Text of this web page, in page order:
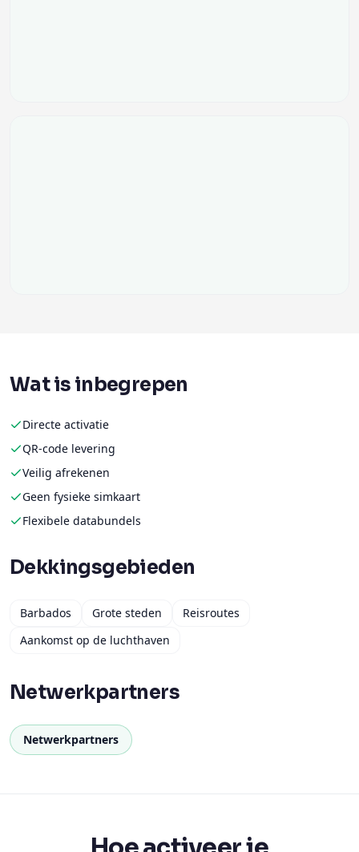
Wat is inbegrepen
Directe activatie
QR-code levering
Veilig afrekenen
Geen fysieke simkaart
Flexibele databundels
Dekkingsgebieden
Barbados Grote steden
Reisroutes
Aankomst op de luchthaven
Netwerkpartners
Netwerkpartners